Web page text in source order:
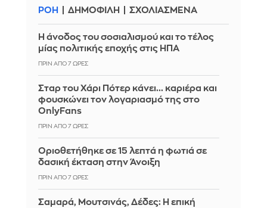
ΡΟΗ ΔΗΜΟΦΙΛΗ ΣΧΟΛΙΑΣΜΕΝΑ
Η άνοδος του σοσιαλισμού και το τέλος
μίας πολιτικής εποχής στις ΗΠΑ
ΠΡΙΝ ΑΠΌ 7 ΏΡΕΣ
Σταρ του Χάρι Πότερ κάνει... καριέρα και
φουσκώνει τον λογαριασμό της στο
OnlyFans
ΠΡΙΝ ΑΠΌ 7 ΏΡΕΣ
Οριοθετήθηκε σε 15 λεπτά η φωτιά σε
δασική έκταση στην Άνοιξη
ΠΡΙΝ ΑΠΌ 7 ΏΡΕΣ
Σαμαρά, Μουτσινάς, Δέδες: Η επική